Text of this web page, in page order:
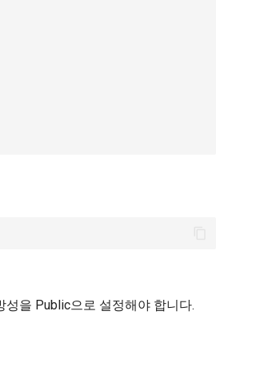
을 Public으로 설정해야 합니다.